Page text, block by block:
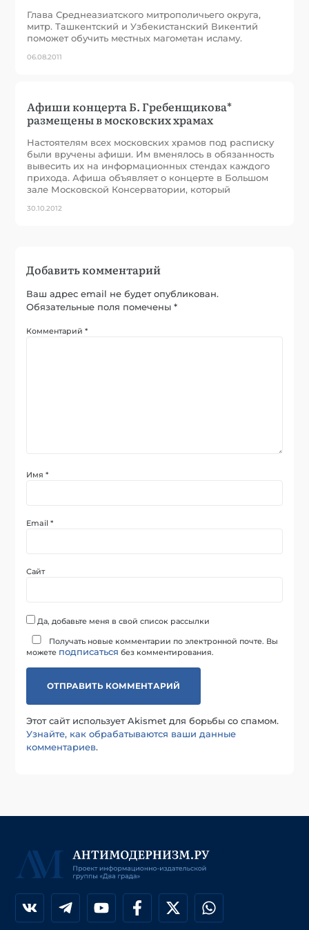
Глава Среднеазиатского митрополичьего округа,
митр. Ташкентский и Узбекистанский Викентий
поможет обучить местных магометан исламу.
06.08.2011
Афиши концерта Б. Гребенщикова*
размещены в московских храмах
Настоятелям всех московских храмов под расписку
были вручены афиши. Им вменялось в обязанность
вывесить их на информационных стендах каждого
прихода. Афиша объявляет о концерте в Большом
зале Московской Консерватории, который
30.10.2012
Добавить комментарий
Ваш адрес email не будет опубликован.
Обязательные поля помечены*
Комментарий*
Имя*
Email*
Сайт
Да, добавьте меня в свой список рассылки
Получать новые комментарии по электронной почте. Вы
можете подписаться без комментирования.
Этот сайт использует Akismet для борьбы со спамом.
Узнайте, как обрабатываются ваши данные
комментариев.